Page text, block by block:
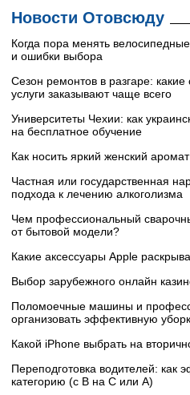
Новости Отовсюду
Когда пора менять
и ошибки выбора
Сезон ремонтов в разгаре:
услуги заказывают чаще всего
Университеты Чехии: как
на бесплатное обучение
Как носить яркий женский
Частная или государственная
подхода к лечению алкоголизма
Чем профессиональный
от бытовой модели?
Какие аксессуары Apple
Выбор зарубежного онлайн
Поломоечные машины и
организовать эффективную
Какой iPhone выбрать на
Переподготовка водителей: как
категорию (с B на C или А)